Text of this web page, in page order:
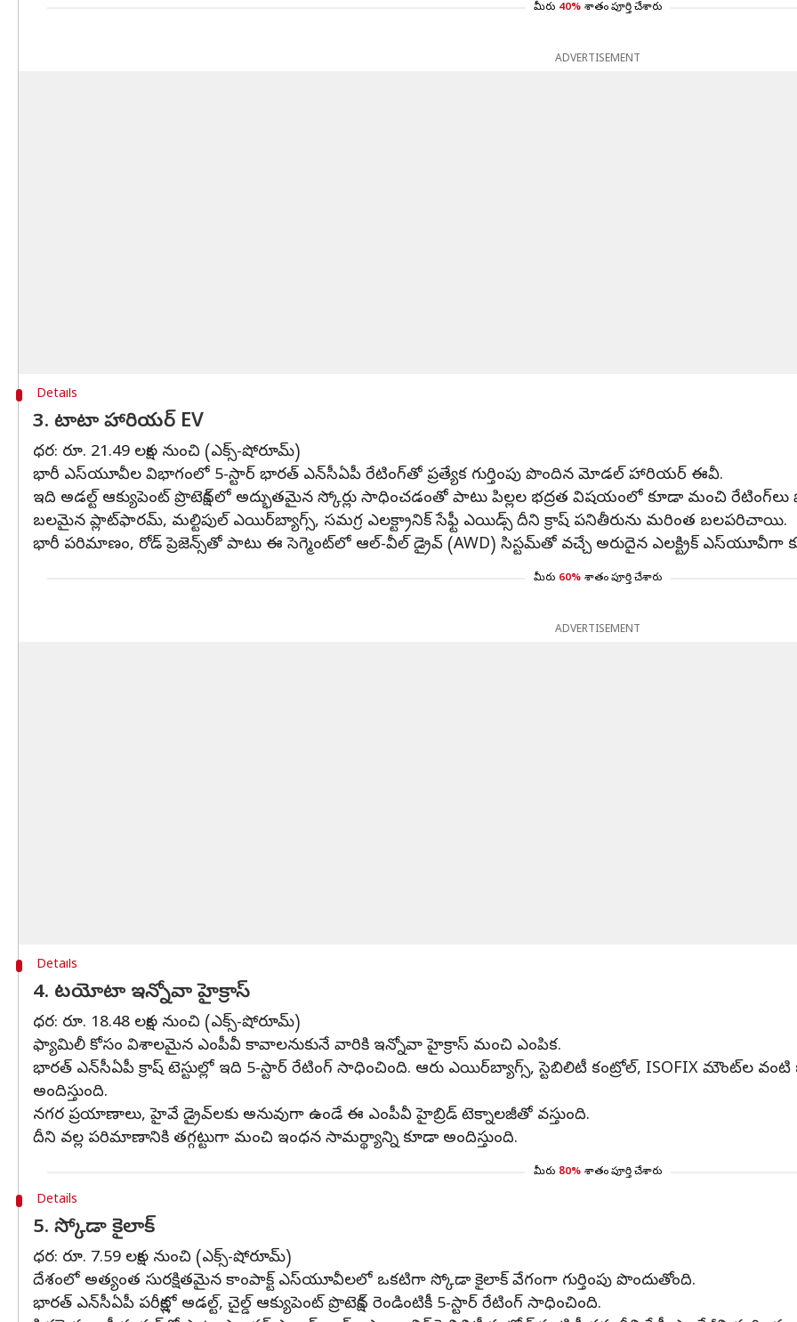
మీరు 40% శాతం పూర్తి చేశారు
ADVERTISEMENT
Details
3. టాటా హారియర్ EV
ధర: రూ. 21.49 లక్షల నుంచి (ఎక్స్‌-షోరూమ్)
భారీ ఎస్‌యూవీల విభాగంలో 5-స్టార్ భారత్ ఎన్‌సీఏపీ రేటింగ్‌తో ప్రత్యేక గుర్తింపు పొందిన మోడల్ హారియర్ ఈవీ.
ఇది అడల్ట్ ఆక్యుపెంట్ ప్రొటెక్షన్‌లో అద్భుతమైన స్కోర్లు సాధించడంతో పాటు పిల్లల భద్రత విషయంలో కూడా మంచి రేటింగ్‌లు
బలమైన ప్లాట్‌ఫారమ్, మల్టిపుల్ ఎయిర్‌బ్యాగ్స్, సమగ్ర ఎలక్ట్రానిక్ సేఫ్టీ ఎయిడ్స్ దీని క్రాష్ పనితీరును మరింత బలపరిచాయి.
భారీ పరిమాణం, రోడ్ ప్రెజెన్స్‌తో పాటు ఈ సెగ్మెంట్‌లో ఆల్-వీల్ డ్రైవ్ (AWD) సిస్టమ్‌తో వచ్చే అరుదైన ఎలక్ట్రిక్ ఎస్‌యూవీగా
మీరు 60% శాతం పూర్తి చేశారు
ADVERTISEMENT
Details
4. టయోటా ఇన్నోవా హైక్రాస్
ధర: రూ. 18.48 లక్షల నుంచి (ఎక్స్‌-షోరూమ్)
ఫ్యామిలీ కోసం విశాలమైన ఎంపీవీ కావాలనుకునే వారికి ఇన్నోవా హైక్రాస్ మంచి ఎంపిక.
భారత్ ఎన్‌సీఏపీ క్రాష్ టెస్టుల్లో ఇది 5-స్టార్ రేటింగ్ సాధించింది. ఆరు ఎయిర్‌బ్యాగ్స్, స్టెబిలిటీ కంట్రోల్, ISOFIX మౌంట్‌ల వంటి
అందిస్తుంది.
నగర ప్రయాణాలు, హైవే డ్రైవ్‌లకు అనువుగా ఉండే ఈ ఎంపీవీ హైబ్రిడ్ టెక్నాలజీతో వస్తుంది.
దీని వల్ల పరిమాణానికి తగ్గట్టుగా మంచి ఇంధన సామర్థ్యాన్ని కూడా అందిస్తుంది.
మీరు 80% శాతం పూర్తి చేశారు
Details
5. స్కోడా కైలాక్
ధర: రూ. 7.59 లక్షల నుంచి (ఎక్స్‌-షోరూమ్)
దేశంలో అత్యంత సురక్షితమైన కాంపాక్ట్ ఎస్‌యూవీలలో ఒకటిగా స్కోడా కైలాక్ వేగంగా గుర్తింపు పొందుతోంది.
భారత్ ఎన్‌సీఏపీ పరీక్షల్లో అడల్ట్, చైల్డ్ ఆక్యుపెంట్ ప్రొటెక్షన్ రెండింటికీ 5-స్టార్ రేటింగ్ సాధించింది.